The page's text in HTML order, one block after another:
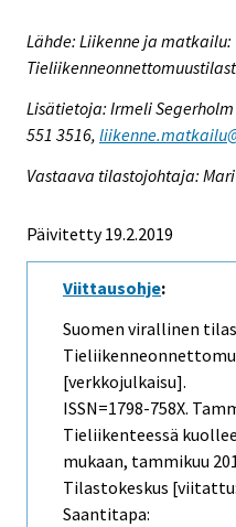
Lähde: Liikenne ja matkailu:
Lisätietoja: Irmeli
551 3516,
Vastaava tilastojohtaja:
Päivitetty 19.2.2019
Viittausohje:
Suomen virallinen
[verkkojulkaisu].
ISSN=1798-758X.
Tieliikenteessä
mukaan, tammikuu
Tilastokeskus [viitattu:
Saantitapa: